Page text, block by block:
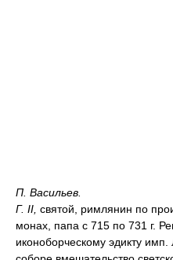
П. Васильев.
Г. II, святой, римлянин по
монах, папа с 715 по 731 г.
иконоборческому эдикту